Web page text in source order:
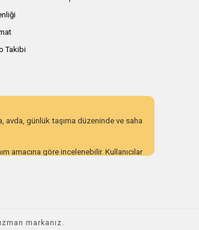
Takibi
avda, günlük taşıma düzeninde ve saha
amacına göre incelenebilir. Kullanıcılar
markanız.